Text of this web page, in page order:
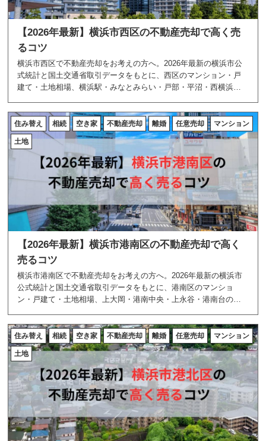
【2026年最新】横浜市西区の不動産売却で高く売
るコツ
横浜市西区で不動産売却をお考えの方へ。2026年最新の横浜市公
式統計と国土交通省取引データをもとに、西区のマンション・戸
建て・土地相場、横浜駅・みなとみらい・戸部・平沼・西横浜周
が解説します。
住み替え 相続 空き家 不動産売却 離婚 任意売却 マンション
土地
【2026年最新】横浜市港南区の不動産売却で高く
売るコツ
横浜市港南区で不動産売却をお考えの方へ。2026年最新の横浜市
公式統計と国土交通省取引データをもとに、港南区のマンショ
ン・戸建て・土地相場、上大岡・港南中央・上永谷・港南台のエ
します。
住み替え 相続 空き家 不動産売却 離婚 任意売却 マンション
土地